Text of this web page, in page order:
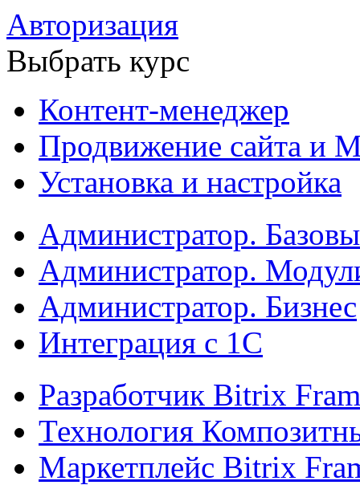
Авторизация
Выбрать курс
Контент-менеджер
Продвижение сайта и
Установка и настройка
Администратор.
Администратор.
Администратор. Бизнес
Интеграция с 1С
Разработчик Bitrix
Технология
Маркетплейс Bitrix